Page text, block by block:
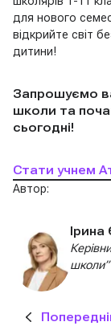
для нового
відкрийте світ
дитини!
Запрошуємо
школи та
сьогодні!
Стати учнем
Автор:
Ірина
школи”